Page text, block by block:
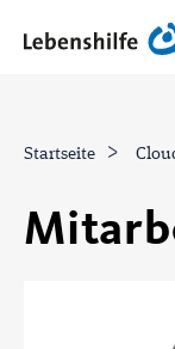
Startseite